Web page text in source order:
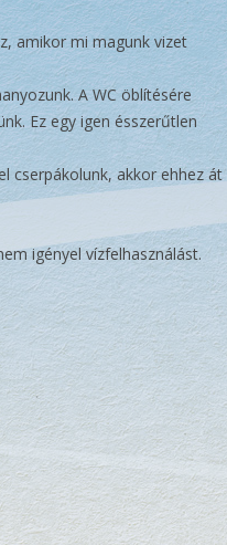
amikor mi magunk vizet
A WC öblítésére
Ez egy igen ésszerűtlen
cserpákolunk, akkor ehhez át
igényel vízfelhasználást.